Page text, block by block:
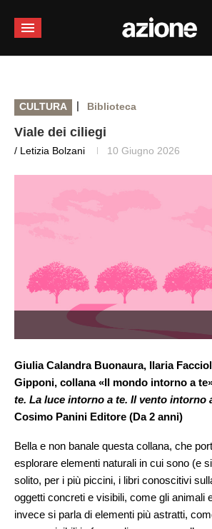
CULTURA | Biblioteca
Viale dei ciliegi
/ Letizia Bolzani 10 Giugno 2026
Giulia Calandra Buonaura, Ilaria
Gipponi, collana «Il mondo intorno a
te. La luce intorno a te. Il vento intorno
Cosimo Panini Editore (Da 2 anni)
Bella e non banale questa collana, che
esplorare elementi naturali in cui sono (e
solito, per i più piccini, i libri conoscitivi
oggetti concreti e visibili, come gli animali
invece si parla di elementi più astratti,